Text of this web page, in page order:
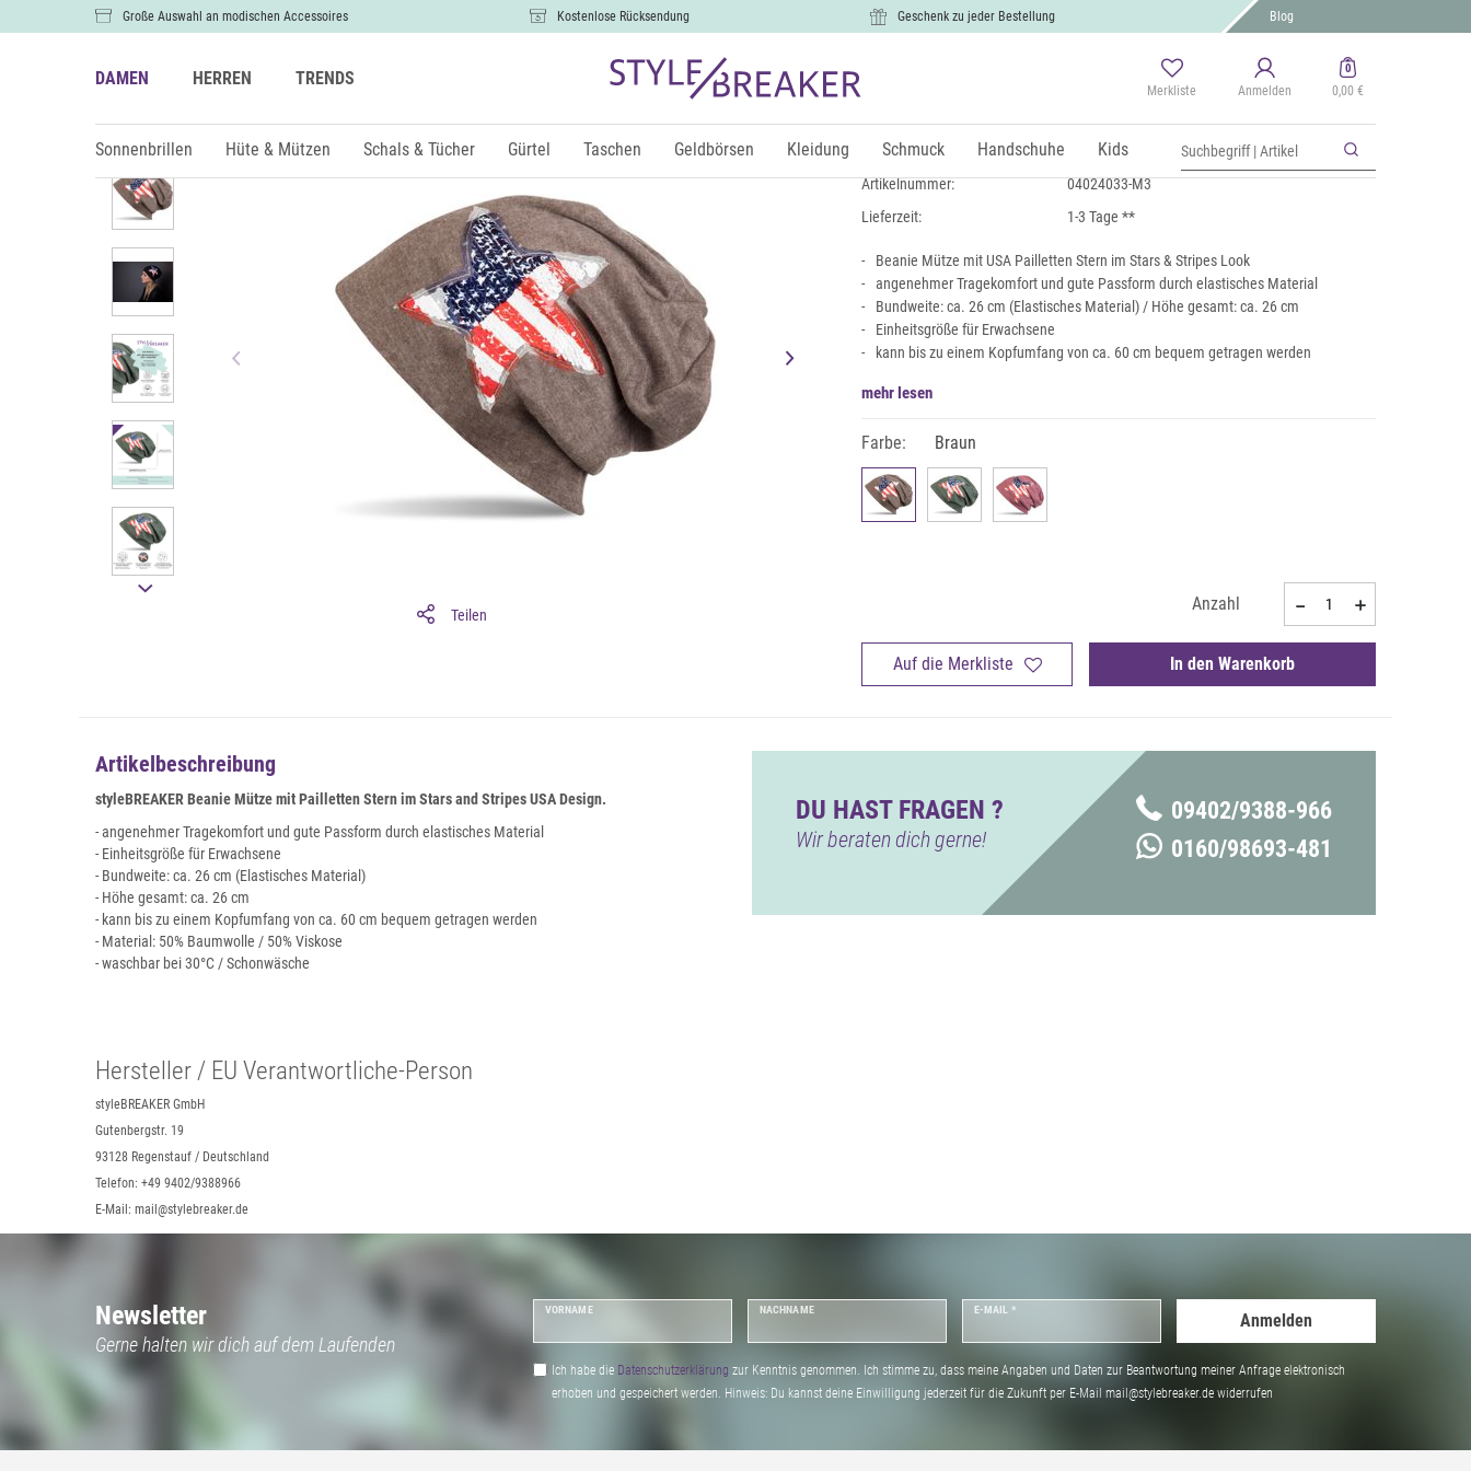
Große Auswahl an modischen Accessoires Kostenlose Rücksendung Geschenk zu jeder Bestellung Blog
DAMEN HERREN TRENDS
Merkliste Anmelden
0
0,00 €
Sonnenbrillen Hüte & Mützen Schals & Tücher Gürtel Taschen Geldbörsen Kleidung Schmuck Handschuhe Kids
Teilen
Beanie mit USA Pailletten Stern
6,99 €
inkl. MwSt., zzgl.Versand
Artikelnummer:
04024033-M3
Lieferzeit:
1-3 Tage **
Beanie Mütze mit USA Pailletten Stern im Stars & Stripes Look
angenehmer Tragekomfort und gute Passform durch elastisches Material
Bundweite: ca. 26 cm (Elastisches Material) / Höhe gesamt: ca. 26 cm
Einheitsgröße für Erwachsene
kann bis zu einem Kopfumfang von ca. 60 cm bequem getragen werden
mehr lesen
Farbe: Braun
Anzahl
Auf die Merkliste In den Warenkorb
Artikelbeschreibung
styleBREAKER Beanie Mütze mit Pailletten Stern im Stars and Stripes USA Design.
- angenehmer Tragekomfort und gute Passform durch elastisches Material
- Einheitsgröße für Erwachsene
- Bundweite: ca. 26 cm (Elastisches Material)
- Höhe gesamt: ca. 26 cm
- kann bis zu einem Kopfumfang von ca. 60 cm bequem getragen werden
- Material: 50% Baumwolle / 50% Viskose
- waschbar bei 30°C / Schonwäsche
DU HAST FRAGEN ?
Wir beraten dich gerne!
09402/9388-966
0160/98693-481
Hersteller / EU Verantwortliche-Person
styleBREAKER GmbH
Gutenbergstr. 19
93128 Regenstauf / Deutschland
Telefon: +49 9402/9388966
E-Mail: mail@stylebreaker.de
Newsletter
Gerne halten wir dich auf dem Laufenden
VORNAME NACHNAME E-MAIL *
Anmelden
Ich habe die Daten­schutz­erklärung zur Kenntnis genommen. Ich stimme zu, dass meine Angaben und Daten zur Beantwortung meiner Anfrage elektronisch
erhoben und gespeichert werden. Hinweis: Du kannst deine Einwilligung jederzeit für die Zukunft per E-Mail mail@stylebreaker.de widerrufen